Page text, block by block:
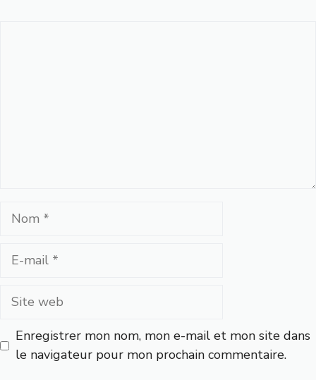
Nom
Site
Enregistrer mon nom, mon e-mail et mon site dans
le navigateur pour mon prochain commentaire.